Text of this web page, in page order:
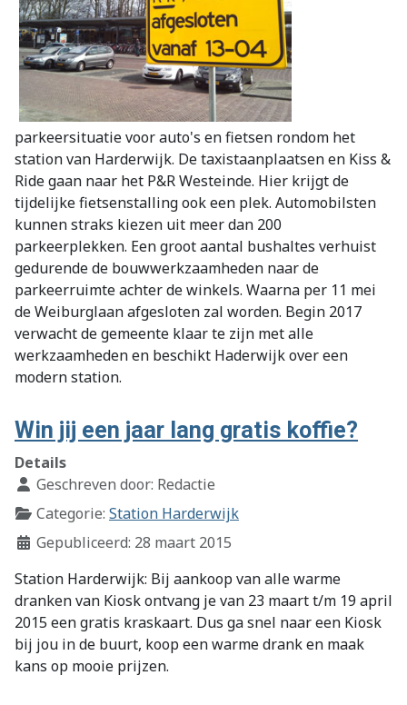
parkeersituatie voor auto's en fietsen rondom het
station van Harderwijk. De taxistaanplaatsen en Kiss &
Ride gaan naar het P&R Westeinde. Hier krijgt de
tijdelijke fietsenstalling ook een plek. Automobilsten
kunnen straks kiezen uit meer dan 200
parkeerplekken. Een groot aantal bushaltes verhuist
gedurende de bouwwerkzaamheden naar de
parkeerruimte achter de winkels. Waarna per 11 mei
de Weiburglaan afgesloten zal worden. Begin 2017
verwacht de gemeente klaar te zijn met alle
werkzaamheden en beschikt Haderwijk over een
modern station.
Win jij een jaar lang gratis koffie?
Details
Geschreven door: Redactie
Categorie: Station Harderwijk
Gepubliceerd: 28 maart 2015
Station Harderwijk: Bij aankoop van alle warme
dranken van Kiosk ontvang je van 23 maart t/m 19 april
2015 een gratis kraskaart. Dus ga snel naar een Kiosk
bij jou in de buurt, koop een warme drank en maak
kans op mooie prijzen.